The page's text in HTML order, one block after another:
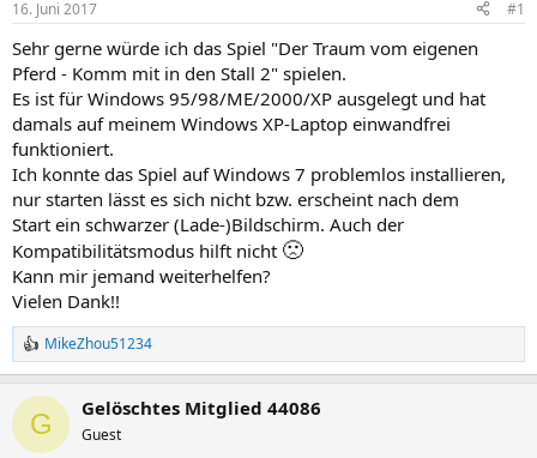
e
r
t
a
m
16. Juni 2017 #1
Sehr gerne würde ich das Spiel "Der Traum vom eigenen
Pferd - Komm mit in den Stall 2" spielen.
Es ist für Windows 95/98/ME/2000/XP ausgelegt und hat
damals auf meinem Windows XP-Laptop einwandfrei
funktioniert.
Ich konnte das Spiel auf Windows 7 problemlos installieren,
nur starten lässt es sich nicht bzw. erscheint nach dem
Start ein schwarzer (Lade-)Bildschirm. Auch der
Kompatibilitätsmodus hilft nicht 🙁
Kann mir jemand weiterhelfen?
Vielen Dank!!
R
e
k
i
MikeZhou51234
G Gelöschtes Mitglied 44086
Guest